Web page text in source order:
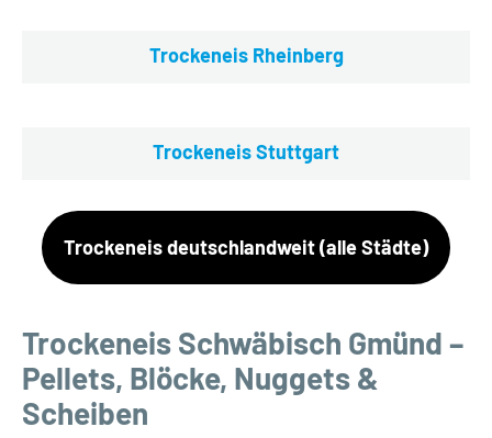
Trockeneis Rheinberg
Trockeneis Stuttgart
Trockeneis deutschlandweit (alle Städte)
Trockeneis Schwäbisch Gmünd –
Pellets, Blöcke, Nuggets &
Scheiben